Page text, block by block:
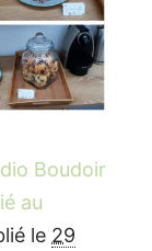
Boudoir
au
le 29